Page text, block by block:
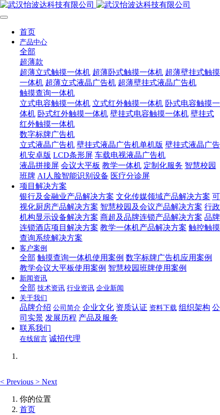
首页
产品中心
全部
超薄款
超薄立式触摸一体机 超薄卧式触摸一体机 超薄壁挂式触摸
一体机 超薄立式液晶广告机 超薄壁挂式液晶广告机
触摸查询一体机
立式电容触摸一体机 立式红外触摸一体机 卧式电容触摸一
体机 卧式红外触摸一体机 壁挂式电容触摸一体机 壁挂式
红外触摸一体机
数字标牌广告机
立式液晶广告机 壁挂式液晶广告机单机版 壁挂式液晶广告
机安卓版 LCD条形屏 车载电视液晶广告机
液晶拼接屏 会议大平板 教学一体机 定制化服务 智慧校园
班牌 AI人脸智能识别设备 医疗分诊屏
项目解决方案
银行及金融业产品解决方案 文化传媒领域产品解决方案 可
视化厨房产品解决方案 智慧校园及会议产品解决方案 行政
机构显示设备解决方案 商超及品牌连锁产品解决方案 品牌
连锁酒店项目解决方案 教学一体机产品解决方案 触控触摸
查询系统解决方案
客户案例
全部 触摸查询一体机使用案例 数字标牌广告机应用案例
教学会议大平板使用案例 智慧校园班牌使用案例
新闻资讯
全部 技术资讯 行业资讯 企业新闻
关于我们
品牌介绍 公司简介 企业文化 资质认证 资料下载 组织架构 公
司实景 发展历程 产品及服务
联系我们
在线留言 诚招代理
< Previous > Next
你的位置
首页